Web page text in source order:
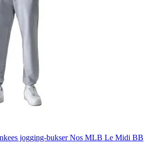
jogging-bukser Nos MLB Le Midi BB